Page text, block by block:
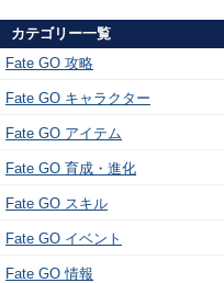
カテゴリー一覧
Fate GO 攻略
Fate GO キャラクター
Fate GO アイテム
Fate GO 育成・進化
Fate GO スキル
Fate GO イベント
Fate GO 情報